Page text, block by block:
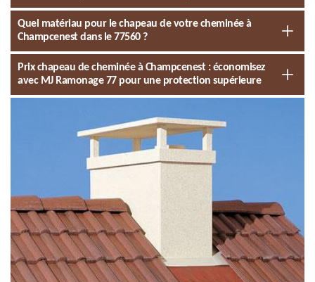
Quel matériau pour le chapeau de votre cheminée à
Champcenest dans le 77560 ?
Prix chapeau de cheminée à Champcenest : économisez
avec MJ Ramonage 77 pour une protection supérieure